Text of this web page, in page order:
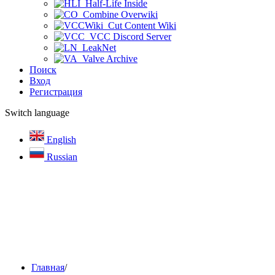
Half-Life Inside
Combine Overwiki
Cut Content Wiki
VCC Discord Server
LeakNet
Valve Archive
Поиск
Вход
Регистрация
Switch language
English
Russian
Главная/